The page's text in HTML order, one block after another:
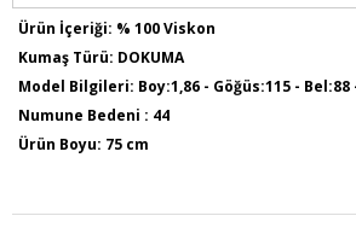
Ürün İçeriği: % 100 Viskon
Kumaş Türü: DOKUMA
Model Bilgileri: Boy:1,86 - Göğüs:115 - Bel:88
Numune Bedeni : 44
Ürün Boyu: 75 cm